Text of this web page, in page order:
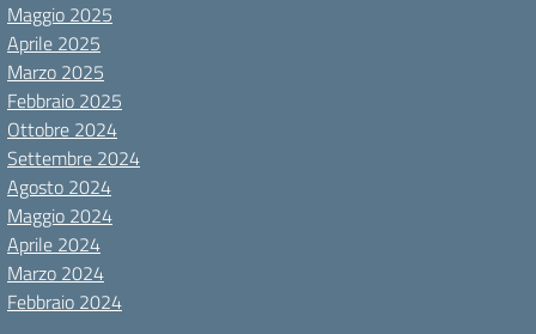
Maggio 2025
Aprile 2025
Marzo 2025
Febbraio 2025
Ottobre 2024
Settembre 2024
Agosto 2024
Maggio 2024
Aprile 2024
Marzo 2024
Febbraio 2024